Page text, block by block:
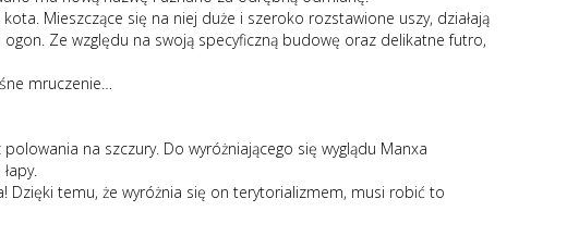
Mieszczące się na niej duże i szeroko rozstawione uszy, działają
Ze względu na swoją specyficzną budowę oraz delikatne futro,
mruczenie…
na szczury. Do wyróżniającego się wyglądu Manxa
Dzięki temu, że wyróżnia się on terytorializmem, musi robić to